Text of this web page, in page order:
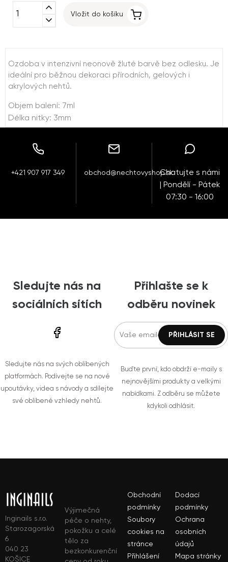
expand_less
expand_more
Vložit do košíku
Ozdoba v intenzivní neonově žluté barvě bez odlesku. Je
ideální pro běžnou dekoraci přírodních, gelových i
akrylových nehtů.
Objem balení: 7ml
Délka nitky: 3mm
+421 907 917 349 obchod@nechtovyshop.skChatujte s námi
| Pondělí - Pátek
07:30 - 16:00
Sledujte nás na
sociálních sítích
Sledujte nás na svých oblíbených
platformách. Podívejte se na nové
upoutávky, videa s návody a sdílejte
své oblíbené vzhledy nehtů.
Přihlašte se k
odběru novinek
Buďte první, kdo obdrží e-maily s
nejnovějšími produkty a velkými
nabídkami. Z odběru se můžete
kdykoli odhlásit.
Inginails s.r.o.
Starozagorská
6
040 23
KOŠICE
Výjimečná
péče o nehty,
pokožku a celé
tělo za
bezkonkurenční
Obchodní
podmínky
Dodací
podmínky
Soubory
cookies na
stránce
Ochrana
osobních
údajů
Přihlášení
Mapa stránky